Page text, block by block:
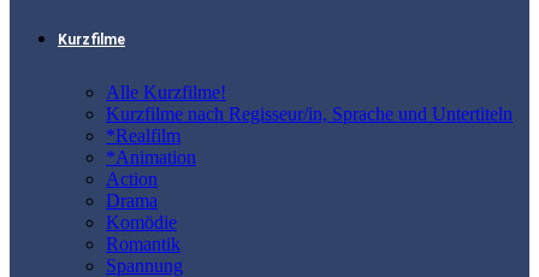
Kurzfilme
Alle Kurzfilme!
Kurzfilme nach Regisseur/in, Sprache und Untertiteln
*Realfilm
*Animation
Action
Drama
Komödie
Romantik
Spannung